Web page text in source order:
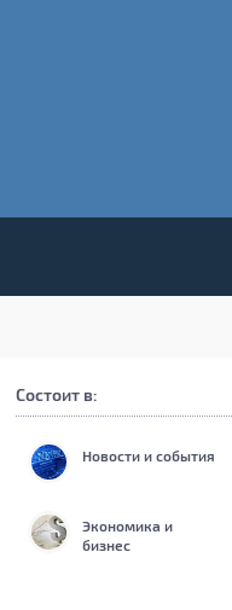
Состоит в:
Новости и события
Экономика и
бизнес